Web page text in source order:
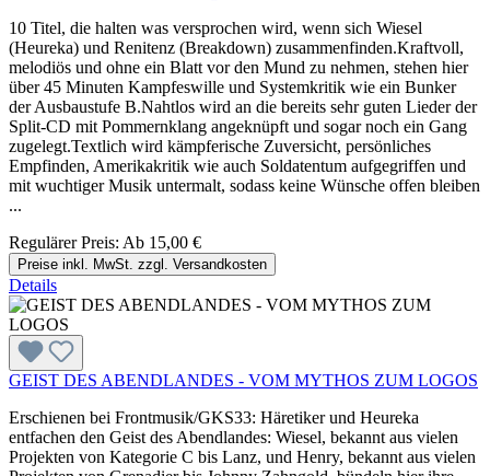
10 Titel, die halten was versprochen wird, wenn sich Wiesel
(Heureka) und Renitenz (Breakdown) zusammenfinden.Kraftvoll,
melodiös und ohne ein Blatt vor den Mund zu nehmen, stehen hier
über 45 Minuten Kampfeswille und Systemkritik wie ein Bunker
der Ausbaustufe B.Nahtlos wird an die bereits sehr guten Lieder der
Split-CD mit Pommernklang angeknüpft und sogar noch ein Gang
zugelegt.Textlich wird kämpferische Zuversicht, persönliches
Empfinden, Amerikakritik wie auch Soldatentum aufgegriffen und
mit wuchtiger Musik untermalt, sodass keine Wünsche offen bleiben
...
Regulärer Preis: Ab 15,00 €
Preise inkl. MwSt. zzgl. Versandkosten
Details
GEIST DES ABENDLANDES - VOM MYTHOS ZUM LOGOS
Erschienen bei Frontmusik/GKS33: Häretiker und Heureka
entfachen den Geist des Abendlandes: Wiesel, bekannt aus vielen
Projekten von Kategorie C bis Lanz, und Henry, bekannt aus vielen